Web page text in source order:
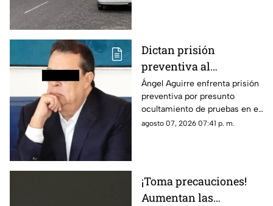
Dictan prisión
preventiva al
exgobernador Ángel
Aguirre por presunto
ocultamiento de
pruebas en el caso
Ángel Aguirre enfrenta prisión
preventiva por presunto
ocultamiento de pruebas en el
caso de los 43 normalistas de
agosto 07, 2026 07:41 p. m.
¡Toma precauciones!
Aumentan las